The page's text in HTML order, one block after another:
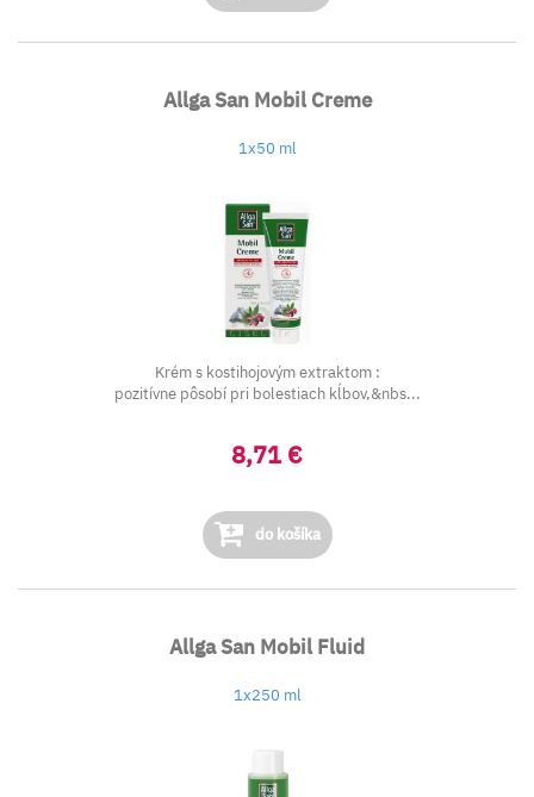
Allga San Mobil Creme
1x50 ml
Krém s kostihojovým extraktom :
pozitívne pôsobí pri bolestiach kĺbov,&nbs...
8,71 €
do košíka
Allga San Mobil Fluid
1x250 ml